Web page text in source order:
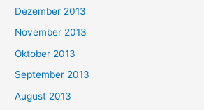
Dezember 2013
November 2013
Oktober 2013
September 2013
August 2013